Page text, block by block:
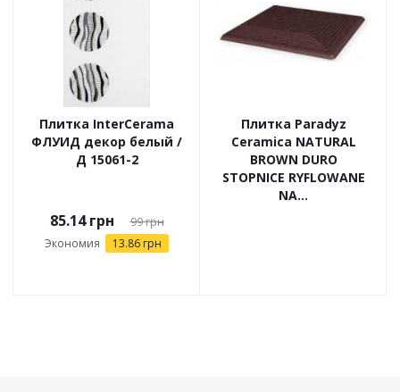
Плитка InterCerama
ФЛУИД декор белый /
Д 15061-2
85.14грн 99грн
Экономия 13.86 грн
Плитка Paradyz
Ceramica NATURAL
BROWN DURO
STOPNICE RYFLOWANE
NA...